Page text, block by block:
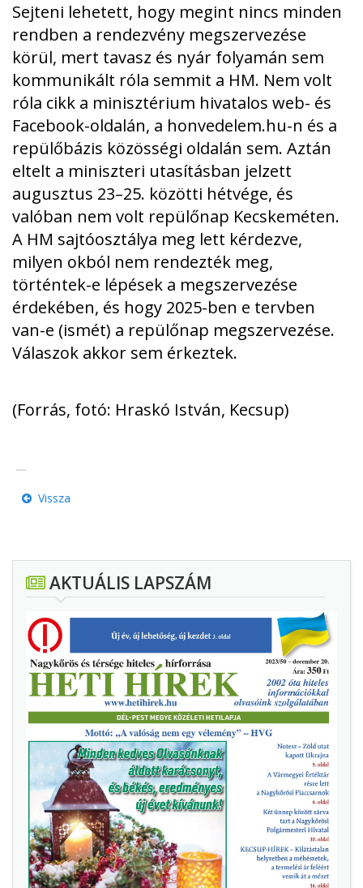
Sejteni lehetett, hogy megint nincs minden
rendben a rendezvény megszervezése
körül, mert tavasz és nyár folyamán sem
kommunikált róla semmit a HM. Nem volt
róla cikk a minisztérium hivatalos web- és
Facebook-oldalán, a honvedelem.hu-n és a
repülőbázis közösségi oldalán sem. Aztán
eltelt a miniszteri utasításban jelzett
augusztus 23–25. közötti hétvége, és
valóban nem volt repülőnap Kecskeméten.
A HM sajtóosztálya meg lett kérdezve,
milyen okból nem rendezték meg,
történtek-e lépések a megszervezése
érdekében, és hogy 2025-ben e tervben
van-e (ismét) a repülőnap megszervezése.
Válaszok akkor sem érkeztek.
(Forrás, fotó: Hraskó István, Kecsup)
Vissza
AKTUÁLIS LAPSZÁM